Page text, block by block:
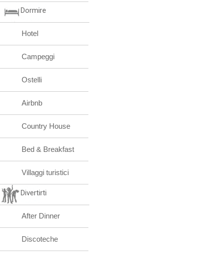
Dormire
Hotel
Campeggi
Ostelli
Airbnb
Country House
Bed & Breakfast
Villaggi turistici
Divertirti
After Dinner
Discoteche